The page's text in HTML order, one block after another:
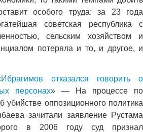
особого труда: за 23 года
советская республика с
сельским хозяйством и
потеряла и то, и другое, и
Ибрагимов отказался говорить о
персонах» — На процессе по
убийстве оппозиционного политика
зачитали заявление Рустама
в 2006 году суд признал